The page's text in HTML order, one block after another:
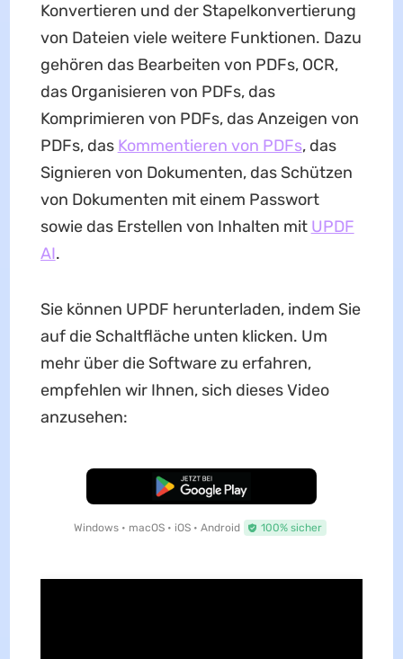
Konvertieren und der Stapelkonvertierung
von Dateien viele weitere Funktionen. Dazu
gehören das Bearbeiten von PDFs, OCR,
das Organisieren von PDFs, das
Komprimieren von PDFs, das Anzeigen von
PDFs, das Kommentieren von PDFs, das
Signieren von Dokumenten, das Schützen
von Dokumenten mit einem Passwort
sowie das Erstellen von Inhalten mit UPDF
AI.
Sie können UPDF herunterladen, indem Sie
auf die Schaltfläche unten klicken. Um
mehr über die Software zu erfahren,
empfehlen wir Ihnen, sich dieses Video
anzusehen:
Kostenloser Download
Windows • macOS • iOS • Android 100% sicher